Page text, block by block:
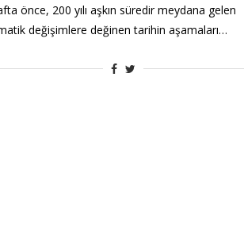
önce, 200 yılı aşkın süredir meydana gelen
değişimlere değinen tarihin aşamaları…